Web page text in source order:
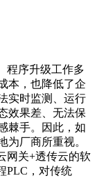
程序升级工作多
本，也降低了企
实时监测、运行
效果差、无法保
棘手。因此，如
为厂商所重视。
网关+透传云的软
PLC，对传统